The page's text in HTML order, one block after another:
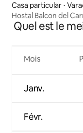
Casa particular ⋅
Hostal Balcon del
Quel est le
Mois
Janv.
Févr.